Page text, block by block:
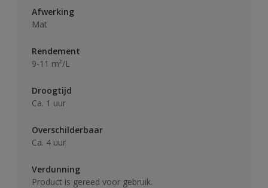
Afwerking
Mat
Rendement
9-11 m²/L
Droogtijd
Ca. 1 uur
Overschilderbaar
Ca. 4 uur
Verdunning
Product is gereed voor gebruik.